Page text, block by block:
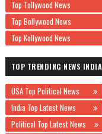
Top Tollywood News
Top Bollywood News
Top Kollywood News
TOP TRENDING NEWS INDIA
USA Top Political News
India Top Latest News
Political Top Latest News